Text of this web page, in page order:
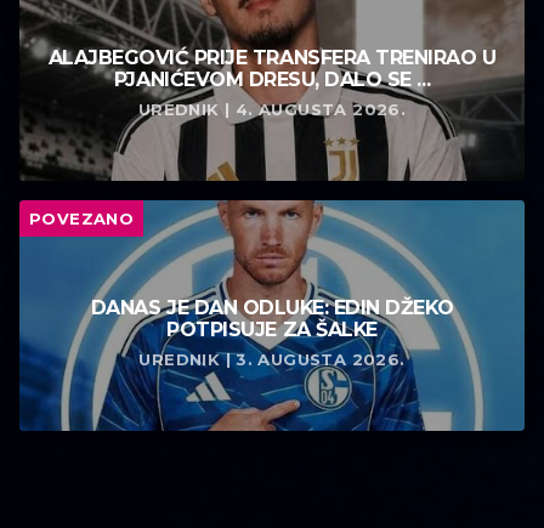
ALAJBEGOVIĆ PRIJE TRANSFERA TRENIRAO U
PJANIĆEVOM DRESU, DALO SE ...
UREDNIK | 4. AUGUSTA 2026.
POVEZANO
DANAS JE DAN ODLUKE: EDIN DŽEKO
POTPISUJE ZA ŠALKE
UREDNIK | 3. AUGUSTA 2026.